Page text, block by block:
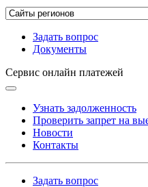
Задать вопрос
Документы
Сервис онлайн платежей
Узнать задолженность
Проверить запрет на
Новости
Контакты
Задать вопрос